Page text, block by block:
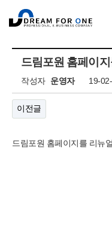
드림포원 홈페이
작성자 운영자 19-
이전글
드림포원 홈페이지를 리뉴